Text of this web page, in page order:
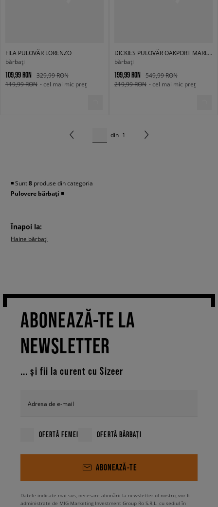
FILA PULOVĂR LORENZO
bărbați
109,99 RON
329,99 RON
119,99 RON - cel mai mic preț
DICKIES PULOVĂR OAKPORT MARL SWEATER
bărbați
199,99 RON
549,99 RON
219,99 RON - cel mai mic preț
din 1
◾️ Sunt8 produse din categoria
Pulovere bărbați ◾️
Înapoi la:
Haine bărbați
ABONEAZĂ-TE LA
NEWSLETTER
... și fii la curent cu Sizeer
Adresa de e-mail
OFERTĂ FEMEI OFERTĂ BĂRBAȚI
ABONEAZĂ-TE
Datele indicate mai sus, necesare abonării la newsletter-ul nostru, vor fi
administrate de MIG Marketing Investment Group Ro S.R.L. cu sediul în